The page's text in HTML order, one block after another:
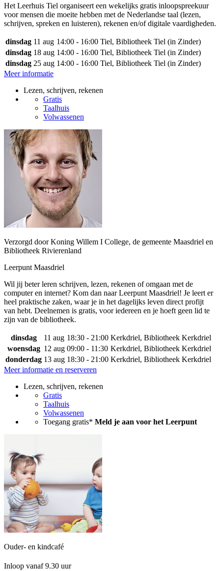
Het Leerhuis Tiel organiseert een wekelijks gratis inloopspreekuur
voor mensen die moeite hebben met de Nederlandse taal (lezen,
schrijven, spreken en luisteren), rekenen en/of digitale vaardigheden.
dinsdag 11 aug 14:00 - 16:00 Tiel, Bibliotheek Tiel (in Zinder)
dinsdag 18 aug 14:00 - 16:00 Tiel, Bibliotheek Tiel (in Zinder)
dinsdag 25 aug 14:00 - 16:00 Tiel, Bibliotheek Tiel (in Zinder)
Meer informatie
Lezen, schrijven, rekenen
Gratis
Taalhuis
Volwassenen
Verzorgd door Koning Willem I College, de gemeente Maasdriel en
Bibliotheek Rivierenland
Leerpunt Maasdriel
Wil jij beter leren schrijven, lezen, rekenen of omgaan met de
computer en internet? Kom dan naar Leerpunt Maasdriel! Je leert er
heel praktische zaken, waar je in het dagelijks leven direct profijt
van hebt. Deelnemen is gratis, voor iedereen en je hoeft geen lid te
zijn van de bibliotheek.
dinsdag 11 aug 18:30 - 21:00 Kerkdriel, Bibliotheek Kerkdriel
woensdag 12 aug 09:00 - 11:30 Kerkdriel, Bibliotheek Kerkdriel
donderdag 13 aug 18:30 - 21:00 Kerkdriel, Bibliotheek Kerkdriel
Meer informatie en reserveren
Lezen, schrijven, rekenen
Gratis
Taalhuis
Volwassenen
Toegang gratis* Meld je aan voor het Leerpunt
Ouder- en kindcafé
Inloop vanaf 9.30 uur